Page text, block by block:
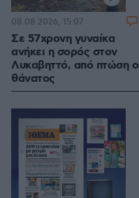
Σε 57χρονη γυναίκα
ανήκει η σορός στον
Λυκαβηττό, από πτώση ο
θάνατος
08.08.2026, 15:07